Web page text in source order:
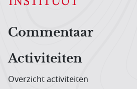
Hoofdnavigatiemenu
Commentaar
Activiteiten
Overzicht activiteiten